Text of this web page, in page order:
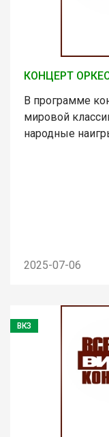
КОНЦЕРТ
В программе
мировой
народные
2025-07-06
ВКЗ